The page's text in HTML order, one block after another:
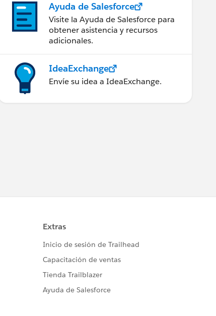
Ayuda de Salesforce
Visite la Ayuda de Salesforce para
obtener asistencia y recursos
adicionales.
IdeaExchange
Envíe su idea a IdeaExchange.